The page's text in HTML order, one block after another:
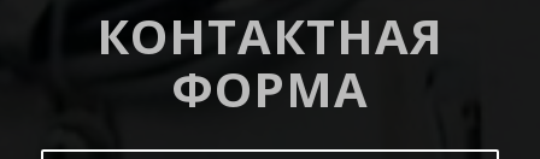
КОНТАКТНАЯ
ФОРМА